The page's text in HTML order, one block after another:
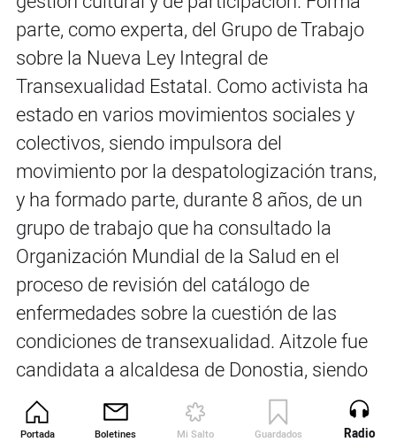
Portada Boletines Mi Salto Guardados Revista
parte, como experta, del Grupo de Trabajo
sobre la Nueva Ley Integral de
Transexualidad Estatal. Como activista ha
estado en varios movimientos sociales y
colectivos, siendo impulsora del
movimiento por la despatologización trans,
y ha formado parte, durante 8 años, de un
grupo de trabajo que ha consultado la
Organización Mundial de la Salud en el
proceso de revisión del catálogo de
enfermedades sobre la cuestión de las
condiciones de transexualidad. Aitzole fue
candidata a alcaldesa de Donostia, siendo
la primera persona en condición de
transexualidad en serlo en el Estado
Radio